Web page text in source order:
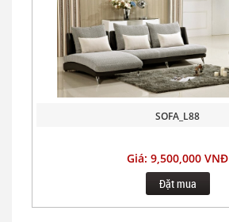
SOFA_L88
Giá: 9,500,000 VNĐ
Đặt mua